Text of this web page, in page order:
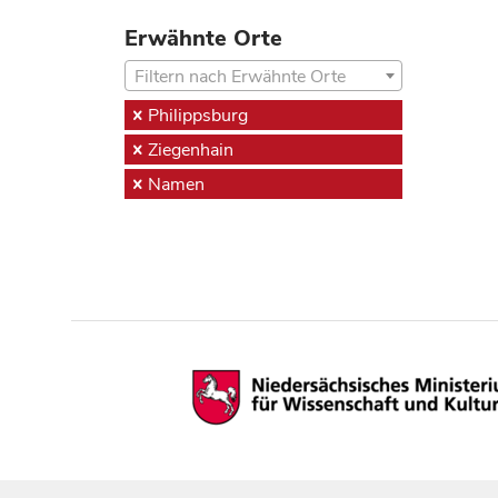
Erwähnte Orte
Filtern nach Erwähnte Orte
Philippsburg
Ziegenhain
Namen